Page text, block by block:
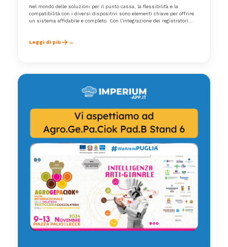
Nel mondo delle soluzioni per il punto cassa, la flessibilità e la
compatibilità con i diversi dispositivi sono elementi chiave per offrire
un sistema affidabile e completo. Con l’integrazione dei registratori
Leggi di più